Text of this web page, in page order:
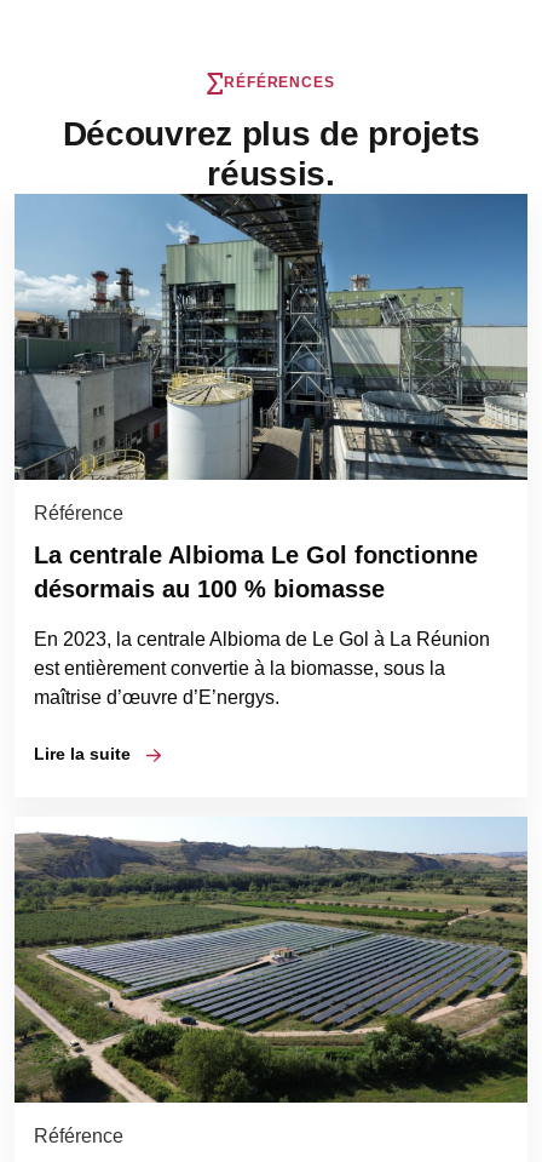
RÉFÉRENCES
Découvrez plus de projets
réussis.
Référence
La centrale Albioma Le Gol fonctionne
désormais au 100 % biomasse
En 2023, la centrale Albioma de Le Gol à La Réunion
est entièrement convertie à la biomasse, sous la
maîtrise d’œuvre d’E’nergys.
Lire la suite
Référence